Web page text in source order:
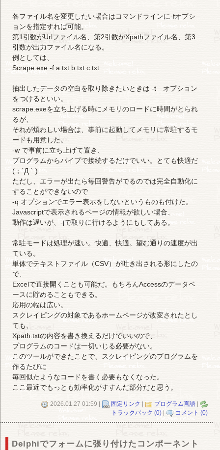
各ファイル名を変更したい場合はコマンドラインに-fオプシ
ョンを指定すれば可能。
第1引数がUrlファイル名、第2引数がXpathファイル名、第3
引数が出力ファイル名になる。
例としては、
Scrape.exe -f a.txt b.txt c.txt
抽出したデータの空白を取り除きたいときは -t オプション
をつけるといい。
scrape.exeを立ち上げる時にメモリのロードに時間がとられ
るが、
それが煩わしい場合は、事前に起動してメモリに常駐するモ
ードも用意した。
-w で事前に立ち上げて置き、
プログラムからパイプで接続するだけでいい。とても快適だ
(；´Д｀)
ただし、エラーが出たら毎回警告がでるのでは完全自動化に
することができないので
-q オプションでエラー表示をしないというものも付けた。
Javascriptで表示されるページの情報が欲しい場合、
動作は遅いが、-jで取りに行けるようにもしてある。
常駐モードは処理が速い。快適、快適。望む通りの速度が出
ている。
単体でテキストファイル（CSV）が吐き出される形にしたの
で、
Excelで直接開くことも可能だ。もちろんAccessのデータベ
ースに貯めることもできる。
応用の幅は広い。
スクレイピングの対象であるホームページが改変されたとし
ても、
Xpath.txtの内容を書き換えるだけでいいので、
プログラムのコードは一切いじる必要がない。
このツールができたことで、スクレイピングのプログラムを
作るたびに
毎回似たようなコードを書く必要もなくなった。
ここ最近でもっとも効率化がすすんだ部分だと思う。
2026.01.27 01:59 | 固定リンク プログラム言語
|
トラックバック (0)
コメント (0)
Delphiでフォームに張り付けたコンポーネント